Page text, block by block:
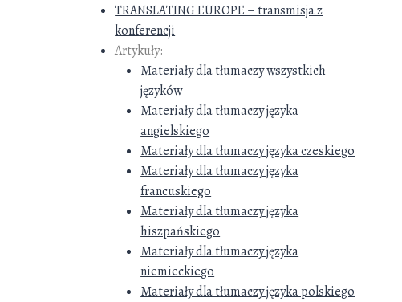
TRANSLATING EUROPE – transmisja z
konferencji
Artykuły:
Materiały dla tłumaczy wszystkich
języków
Materiały dla tłumaczy języka
angielskiego
Materiały dla tłumaczy języka czeskiego
Materiały dla tłumaczy języka
francuskiego
Materiały dla tłumaczy języka
hiszpańskiego
Materiały dla tłumaczy języka
niemieckiego
Materiały dla tłumaczy języka polskiego